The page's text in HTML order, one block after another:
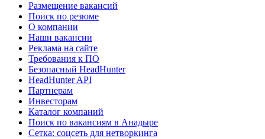
Размещение вакансий
Поиск по резюме
О компании
Наши вакансии
Реклама на сайте
Требования к ПО
Безопасный HeadHunter
HeadHunter API
Партнерам
Инвесторам
Каталог компаний
Поиск по вакансиям в Анадыре
Сетка: соцсеть для нетворкинга